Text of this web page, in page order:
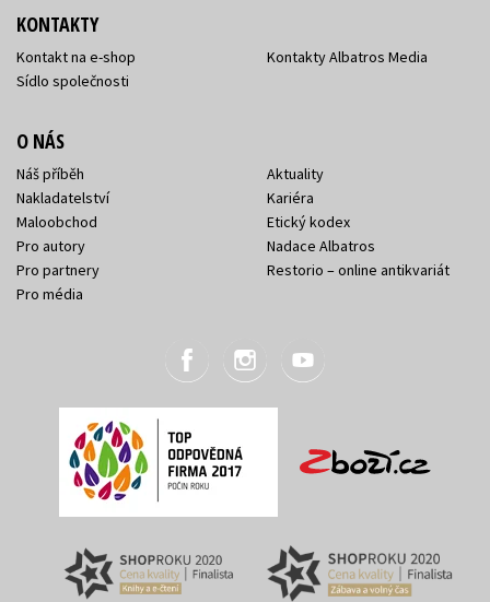
KONTAKTY
Kontakt na e-shop
Sídlo společnosti
Kontakty Albatros Media
O NÁS
Náš příběh
Nakladatelství
Maloobchod
Pro autory
Pro partnery
Pro média
Aktuality
Kariéra
Etický kodex
Nadace Albatros
Restorio – online antikvariát